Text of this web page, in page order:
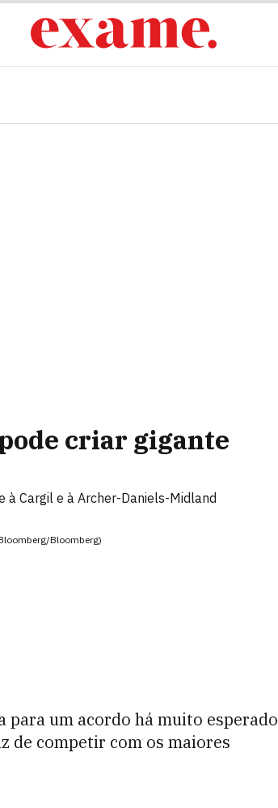
criar gigante
Cargil e à Archer-Daniels-Midland
Bloomberg)
para um acordo há muito esperado
de competir com os maiores